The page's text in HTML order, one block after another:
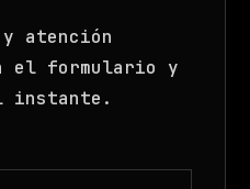
atención
el formulario y
instante.